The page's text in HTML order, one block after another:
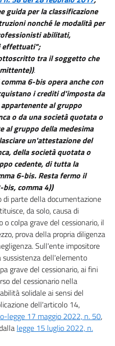
guida per la classificazione
nonché le modalità per
abilitati,
effettuati";
tra il soggetto che
.
6-bis opera anche con
i crediti d'imposta da
al gruppo
o da una società quotata o
al gruppo della medesima
un'attestazione del
della società quotata o
cedente, di tutta la
6-bis. Resta fermo il
comma 4))
parte della documentazione
da solo, causa di
colpa grave del cessionario, il
prova della propria diligenza
Sull'ente impositore
dell'elemento
grave del cessionario, ai fini
del cessionario nella
solidale ai sensi del
dell'articolo 14,
legge 17 maggio 2022, n. 50,
legge 15 luglio 2022, n.